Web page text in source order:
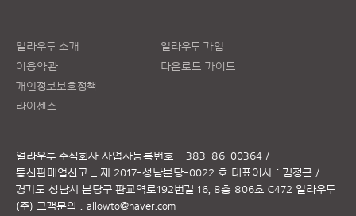
얼라우투 소개
이용약관
개인정보보호정책
라이센스
얼라우투 가입
다운로드 가이드
얼라우투 주식회사 사업자등록번호 _ 383-86-00364 /
통신판매업신고 _ 제 2017-성남분당-0022 호 대표이사 : 김정근 /
경기도 성남시 분당구 판교역로192번길 16, 8층 806호 C472 얼라우투
(주) 고객문의 : allowto@naver.com